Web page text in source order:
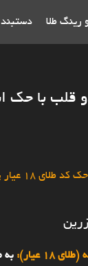
رینگ طلا
قلب با حک
18 عیار): به